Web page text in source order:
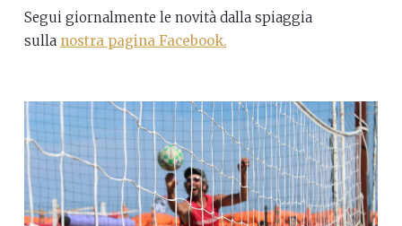
Segui giornalmente le novità dalla spiaggia
sulla nostra pagina Facebook.